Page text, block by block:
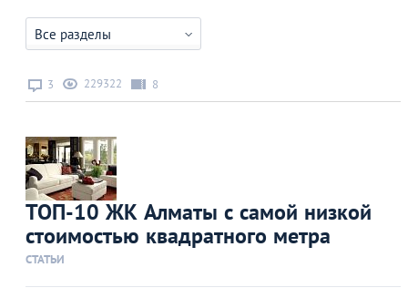
Все разделы
3 229322 8
ТОП-10 ЖК Алматы с самой низкой
стоимостью квадратного метра
СТАТЬИ